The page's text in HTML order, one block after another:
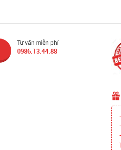
Tư vấn miễn phí
0986.13.44.88